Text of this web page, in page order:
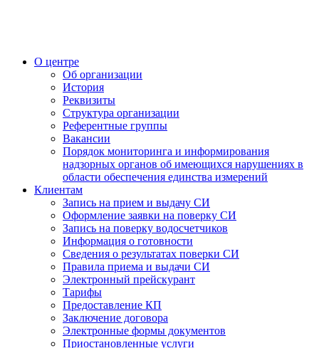
О центре
Об организации
История
Реквизиты
Структура организации
Референтные группы
Вакансии
Порядок мониторинга и информирования
надзорных органов об имеющихся нарушениях в
области обеспечения единства измерений
Клиентам
Запись на прием и выдачу СИ
Оформление заявки на поверку СИ
Запись на поверку водосчетчиков
Информация о готовности
Сведения о результатах поверки СИ
Правила приема и выдачи СИ
Электронный прейскурант
Тарифы
Предоставление КП
Заключение договора
Электронные формы документов
Приостановленные услуги